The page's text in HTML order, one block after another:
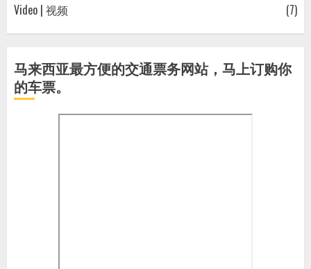
Video | 视频
(7)
马来西亚最方便的交通票务网站，马上订购你
的车票。